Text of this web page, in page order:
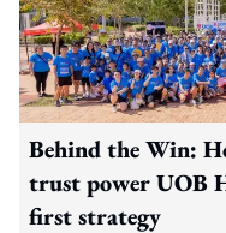
Behind the Win:
trust power UOB
first strategy